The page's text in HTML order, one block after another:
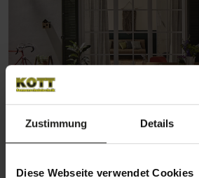
Zustimmung Details
Diese Webseite verwendet Cookies